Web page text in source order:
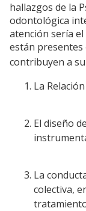
hallazgos de la
odontológica
atención sería
están presentes
contribuyen a
La
El diseño
La
colectiva,